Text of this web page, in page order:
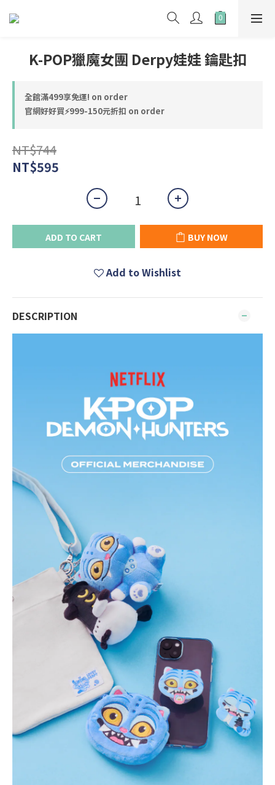
K-POP獵魔女團 Derpy娃娃 鑰匙扣
全館滿499享免運! on order
官網好好買⚡999-150元折扣 on order
NT$744
NT$595
ADD TO CART BUY NOW
Add to Wishlist
DESCRIPTION